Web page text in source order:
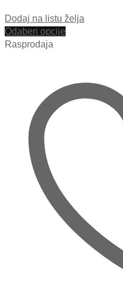
Dodaj na listu želja
Odaberi opcije
Rasprodaja